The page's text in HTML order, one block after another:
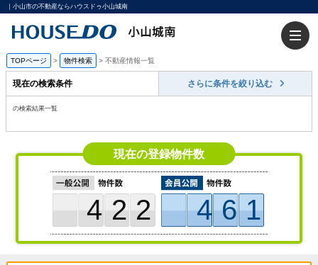
｜小山市の不動産ならハウスドゥ小山城南
TOPページ > 物件検索 > 不動産情報一覧
現在の検索条件 さらに条件を絞り込む
の検索結果一覧
現在の登録物件数
422 461